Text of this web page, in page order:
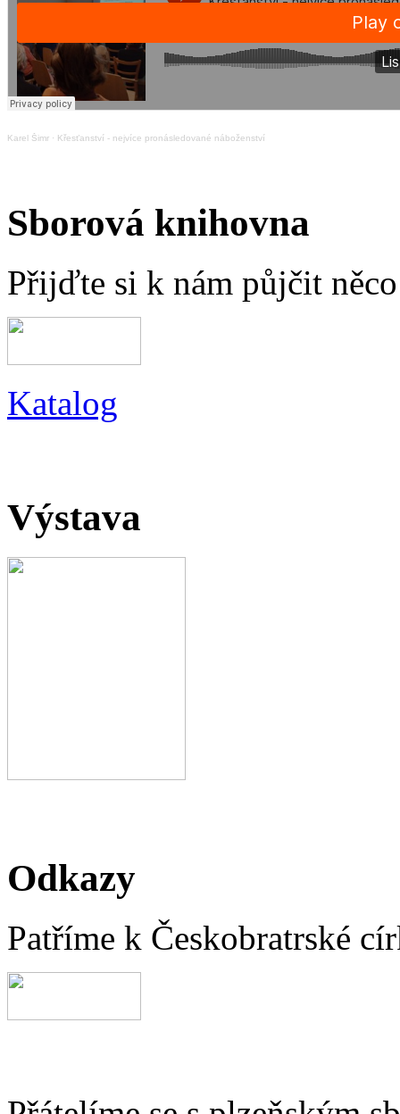
Karel Šimr · Křesťanství - nejvíce pronásledované náboženství
Sborová knihovna
Přijďte si k nám půjčit
Katalog
Výstava
Odkazy
Patříme k Českobratrské